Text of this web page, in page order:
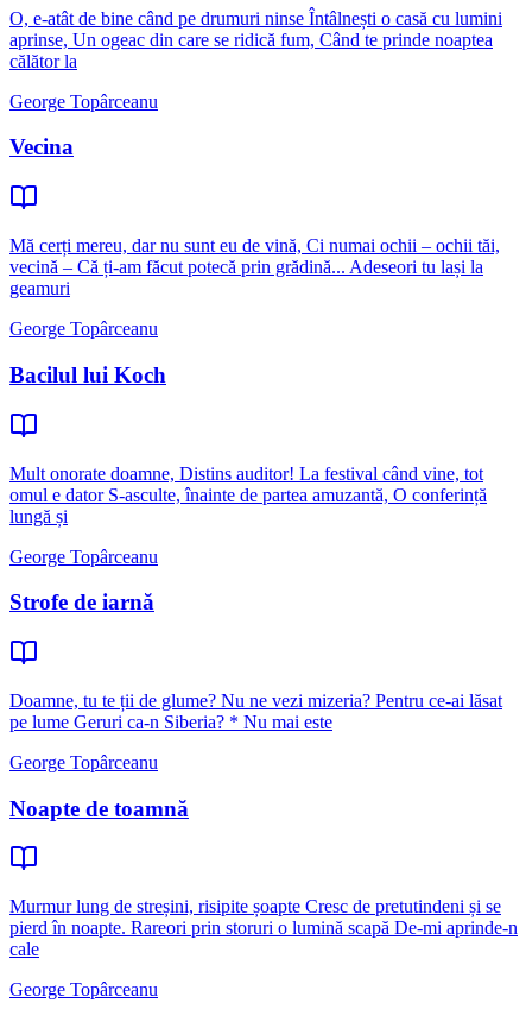
O, e-atât de bine când pe drumuri ninse Întâlnești o casă cu lumini
aprinse, Un ogeac din care se ridică fum, Când te prinde noaptea
călător la
George Topârceanu
Vecina
Mă cerți mereu, dar nu sunt eu de vină, Ci numai ochii – ochii tăi,
vecină – Că ți-am făcut potecă prin grădină... Adeseori tu lași la
geamuri
George Topârceanu
Bacilul lui Koch
Mult onorate doamne, Distins auditor! La festival când vine, tot
omul e dator S-asculte, înainte de partea amuzantă, O conferință
lungă și
George Topârceanu
Strofe de iarnă
Doamne, tu te ții de glume? Nu ne vezi mizeria? Pentru ce-ai lăsat
pe lume Geruri ca-n Siberia? * Nu mai este
George Topârceanu
Noapte de toamnă
Murmur lung de streșini, risipite șoapte Cresc de pretutindeni și se
pierd în noapte. Rareori prin storuri o lumină scapă De-mi aprinde-n
cale
George Topârceanu